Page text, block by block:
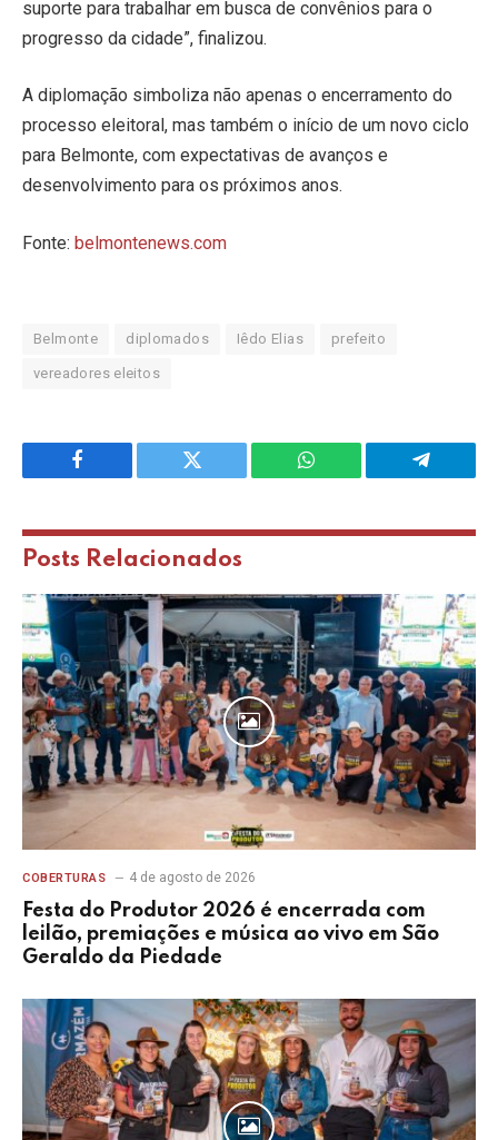
suporte para trabalhar em busca de convênios para o
progresso da cidade”, finalizou.
A diplomação simboliza não apenas o encerramento do
processo eleitoral, mas também o início de um novo ciclo
para Belmonte, com expectativas de avanços e
desenvolvimento para os próximos anos.
Fonte: belmontenews.com
Belmonte diplomados Iêdo Elias prefeito
vereadores eleitos
Facebook Twitter WhatsApp Telegram
Posts Relacionados
COBERTURAS 4 de agosto de 2026
Festa do Produtor 2026 é encerrada com
leilão, premiações e música ao vivo em São
Geraldo da Piedade